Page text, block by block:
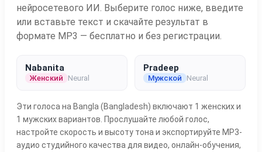
нейросетевого ИИ. Выберите голос ниже, введите
или вставьте текст и скачайте результат в
формате MP3 — бесплатно и без регистрации.
Nabanita
Женский Neural
Pradeep
Мужской Neural
Эти голоса на Bangla (Bangladesh) включают 1 женских и
1 мужских вариантов. Прослушайте любой голос,
настройте скорость и высоту тона и экспортируйте MP3-
аудио студийного качества для видео, онлайн-обучения,